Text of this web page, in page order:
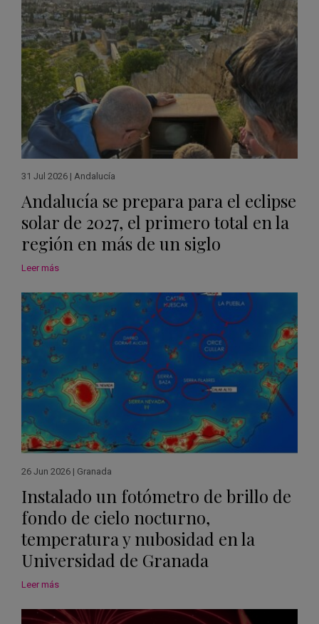
31 Jul 2026 | Andalucía
Andalucía se prepara para el eclipse
solar de 2027, el primero total en la
región en más de un siglo
Leer más
26 Jun 2026 | Granada
Instalado un fotómetro de brillo de
fondo de cielo nocturno,
temperatura y nubosidad en la
Universidad de Granada
Leer más